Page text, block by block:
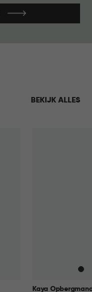
BEKIJK ALLES
Kaya